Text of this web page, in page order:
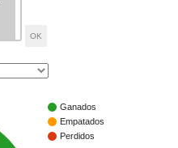
Ganados
Empatados
Perdidos